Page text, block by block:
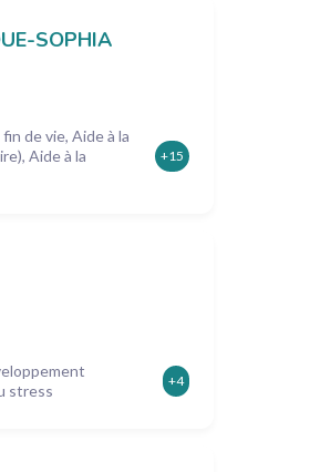
SOPHIA
de vie, Aide à la
Aide à la
+15
stress
+4